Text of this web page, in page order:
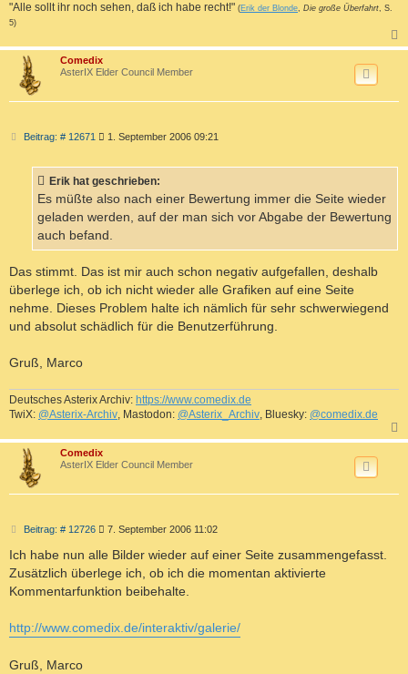
"Alle sollt ihr noch sehen, daß ich habe recht!" (Erik der Blonde, Die große Überfahrt, S.
5)
a
Comedix
AsterIX Elder Council Member
Beitrag: # 12671 B
r
a
1. September 2006 09:21
Erik hat geschrieben:
Es müßte also nach einer Bewertung immer die Seite wieder
geladen werden, auf der man sich vor Abgabe der Bewertung
auch befand.
Das stimmt. Das ist mir auch schon negativ aufgefallen, deshalb
überlege ich, ob ich nicht wieder alle Grafiken auf eine Seite
nehme. Dieses Problem halte ich nämlich für sehr schwerwiegend
und absolut schädlich für die Benutzerführung.
Gruß, Marco
Deutsches Asterix Archiv: https://www.comedix.de
TwiX: @Asterix-Archiv , Mastodon: @Asterix_Archiv , Bluesky: @comedix.de
a
Comedix
AsterIX Elder Council Member
Beitrag: # 12726B
i
r
a
g
7. September 2006 11:02
Ich habe nun alle Bilder wieder auf einer Seite zusammengefasst.
Zusätzlich überlege ich, ob ich die momentan aktivierte
Kommentarfunktion beibehalte.
http://www.comedix.de/interaktiv/galerie/
Gruß, Marco